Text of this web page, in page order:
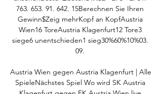
763. 653. 91. 642. 15Berechnen Sie Ihren
Gewinn$Zeig mehrKopf an KopfAustria
Wien16 ToreAustria Klagenfurt12 Tore3
siege6 unentschieden1 sieg30%60%10%03.
09.
Austria Wien gegen Austria Klagenfurt | Alle
SpieleNächstes Spiel Wo wird SK Austria